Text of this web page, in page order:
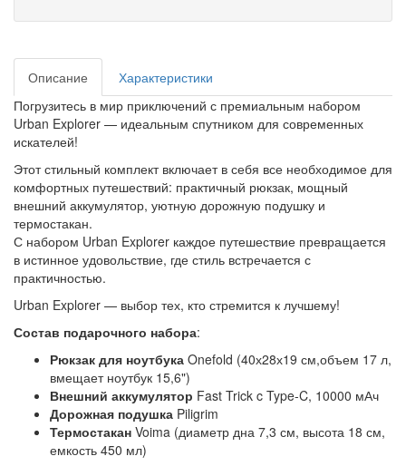
Описание
Характеристики
Погрузитесь в мир приключений с премиальным набором
Urban Explorer — идеальным спутником для современных
искателей!
Этот стильный комплект включает в себя все необходимое для
комфортных путешествий: практичный рюкзак, мощный
внешний аккумулятор, уютную дорожную подушку и
термостакан.
С набором Urban Explorer каждое путешествие превращается
в истинное удовольствие, где стиль встречается с
практичностью.
Urban Explorer — выбор тех, кто стремится к лучшему!
Состав подарочного набора:
Рюкзак для ноутбука Onefold (40х28х19 см,объем 17 л,
вмещает ноутбук 15,6")
Внешний аккумулятор Fast Trick c Type-C, 10000 мАч
Дорожная подушка Piligrim
Термостакан Voima (диаметр дна 7,3 см, высота 18 см,
емкость 450 мл)